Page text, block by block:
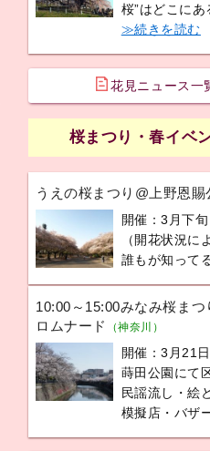
桜”はどこにあ
≫続きを読む
花見ニュース一
桜まつり・春イベ
うえの桜まつり@上野恩賜
開催：3月下
（開花状況に
誰もが知って
10:00～15:00みなみ桜ま
ロムナード
（神奈川）
開催：3月21日
蒔田公園にて
民謡流し・絵
模擬店・バザ